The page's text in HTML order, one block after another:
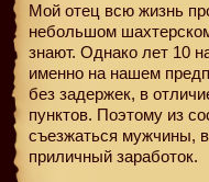
Мой отец всю жизнь
небольшом шахтерском
знают. Однако лет 10
именно на нашем
без задержек, в
пунктов. Поэтому из
съезжаться мужчины,
приличный заработок.